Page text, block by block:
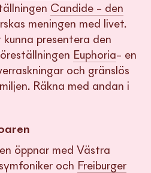
Candide – den
meningen med livet.
presentera den
Euphoria– en
och gränslös
Räkna med andan i
öppnar med Västra
och Freiburger